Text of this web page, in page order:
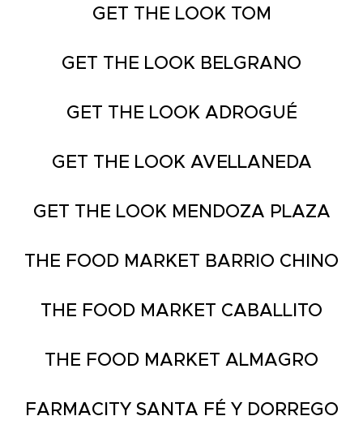
GET THE LOOK TOM
GET THE LOOK BELGRANO
GET THE LOOK ADROGUÉ
GET THE LOOK AVELLANEDA
GET THE LOOK MENDOZA PLAZA
THE FOOD MARKET BARRIO CHINO
THE FOOD MARKET CABALLITO
THE FOOD MARKET ALMAGRO
FARMACITY SANTA FÉ Y DORREGO